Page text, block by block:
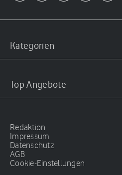
Kategorien
Top Angebote
Redaktion
Impressum
Datenschutz
AGB
Cookie-Einstellungen